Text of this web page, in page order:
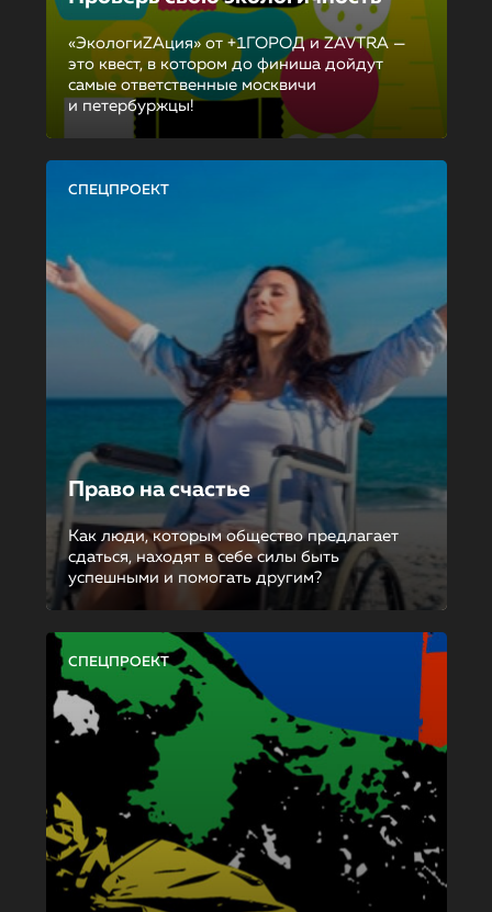
«ЭкологиZAция» от +1ГОРОД и ZAVTRA —
это квест, в котором до финиша дойдут
самые ответственные москвичи
и петербуржцы!
СПЕЦПРОЕКТ
Право на счастье
Как люди, которым общество предлагает
сдаться, находят в себе силы быть
успешными и помогать другим?
СПЕЦПРОЕКТ